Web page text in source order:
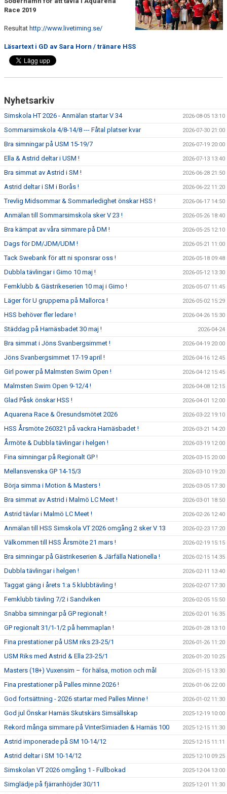
FJÄRRANHÖJDERBADET
HARNÄSBADET
Race 2019
Resultat http://www.livetiming.se/
Läsartext i GD av Sara Horn / tränare HSS
Nyhetsarkiv
Simskola HT 2026 - Anmälan startar V 34 2026-08-05 13:10
Sommarsimskola 4/8-14/8 --- Fåtal platser kvar 2026-07-30 21:00
Bra simningar på USM 15-19/7 2026-07-19 20:00
Ella & Astrid deltar i USM ! 2026-07-13 13:40
Bra simmat av Astrid i SM ! 2026-06-28 21:50
Astrid deltar i SM i Borås ! 2026-06-22 11:20
Trevlig Midsommar & Sommarledighet önskar HSS ! 2026-06-17 14:50
Anmälan till Sommarsimskola sker V 23 ! 2026-05-26 18:40
Bra kämpat av våra simmare på DM ! 2026-05-25 12:10
Dags för DM/JDM/UDM ! 2026-05-21 11:00
Tack Swebank för att ni sponsrar oss ! 2026-05-18 09:48
Dubbla tävlingar i Gimo 10 maj ! 2026-05-12 13:30
Femklubb & Gästrikeserien 10 maj i Gimo ! 2026-05-07 11:45
Läger för U grupperna på Mallorca ! 2026-05-02 15:29
HSS behöver fler ledare ! 2026-04-26 15:30
Städdag på Harnäsbadet 30 maj ! 2026-04-24
Bra simmat i Jöns Svanbergsimmet ! 2026-04-19 20:00
Jöns Svanbergsimmet 17-19 april ! 2026-04-16 12:45
Girl power på Malmsten Swim Open ! 2026-04-12 15:45
Malmsten Swim Open 9-12/4 ! 2026-04-08 12:15
Glad Påsk önskar HSS ! 2026-04-01 12:00
Aquarena Race & Öresundsmötet 2026 2026-03-22 19:10
HSS Årsmöte 260321 på vackra Harnäsbadet ! 2026-03-21 14:20
Årmöte & Dubbla tävlingar i helgen ! 2026-03-19 12:00
Fina simningar på Regionalt GP ! 2026-03-15 20:00
Mellansvenska GP 14-15/3 2026-03-10 19:20
Börja simma i Motion & Masters ! 2026-03-05 17:30
Bra simmat av Astrid i Malmö LC Meet ! 2026-03-01 18:50
Astrid tävlar i Malmö LC Meet ! 2026-02-26 12:40
Anmälan till HSS Simskola VT 2026 omgång 2 sker V 13 2026-02-23 17:20
Välkommen till HSS Årsmöte 21 mars ! 2026-02-19 15:15
Bra simningar på Gästrikeserien & Järfälla Nationella ! 2026-02-15 14:35
Dubbla tävlingar i helgen ! 2026-02-11 13:40
Taggat gäng i årets 1:a 5 klubbtävling ! 2026-02-07 17:30
Femklubb tävling 7/2 i Sandviken 2026-02-05 15:50
Snabba simningar på GP regionalt ! 2026-02-01 16:35
GP regionalt 31/1-1/2 på hemmaplan ! 2026-01-28 13:10
Fina prestationer på USM riks 23-25/1 2026-01-26 11:20
USM Riks med Astrid & Ella 23-25/1 2026-01-20 10:25
Masters (18+) Vuxensim – för hälsa, motion och mål 2026-01-15 13:30
Fina prestationer på Palles minne 2026 ! 2026-01-06 22:00
God fortsättning - 2026 startar med Palles Minne ! 2026-01-02 11:30
God jul Önskar Harnäs Skutskärs Simsällskap 2025-12-19 10:00
Rekord många simmare på VinterSimiaden & Harnäs 100 2025-12-15 11:30
Astrid imponerade på SM 10-14/12 2025-12-15 11:11
Astrid deltar i SM 10-14/12 2025-12-10 09:25
Simskolan VT 2026 omgång 1 - Fullbokad 2025-12-04 13:00
Simglädje på fjärranhöjder 30/11 2025-12-01 11:30